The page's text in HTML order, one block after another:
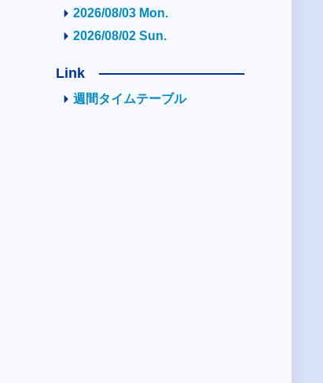
2026/08/03 Mon.
2026/08/02 Sun.
Link
週間タイムテーブル